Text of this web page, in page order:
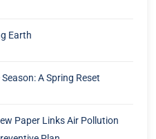
Earth
A Spring Reset
Paper Links Air Pollution